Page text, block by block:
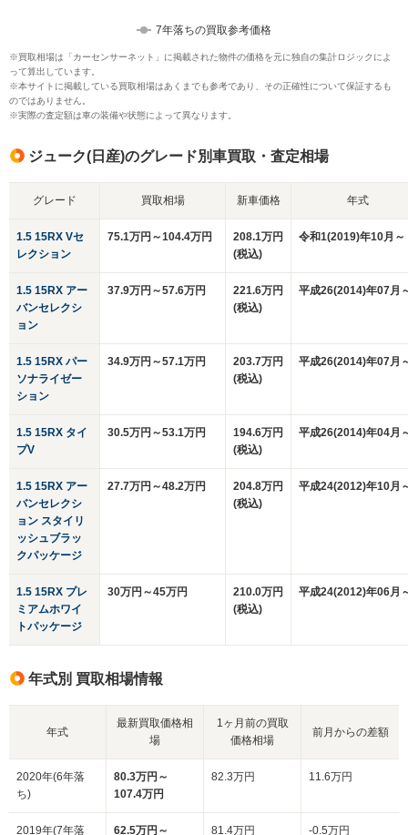
7年落ちの買取参考価格
※買取相場は「カーセンサーネット」に掲載された物件の価格を元に独自の集計ロジックによ
って算出しています。
※本サイトに掲載している買取相場はあくまでも参考であり、その正確性について保証するも
のではありません。
※実際の査定額は車の装備や状態によって異なります。
ジューク(日産)のグレード別車買取・査定相場
グレード 買取相場 新車価格 年式
1.5 15RX Vセ
レクション
75.1万円～104.4万円
208.1万円
(税込)
令和1(2019)年10月～
1.5 15RX アー
バンセレクシ
ョン
37.9万円～57.6万円
221.6万円
(税込)
平成26(2014)年07月
1.5 15RX パー
ソナライゼー
ション
34.9万円～57.1万円
203.7万円
(税込)
平成26(2014)年07月
1.5 15RX タイ
プV
30.5万円～53.1万円
194.6万円
(税込)
平成26(2014)年04月
1.5 15RX アー
バンセレクシ
ョン スタイリ
ッシュブラッ
クパッケージ
27.7万円～48.2万円
204.8万円
(税込)
平成24(2012)年10月
1.5 15RX プレ
ミアムホワイ
トパッケージ
30万円～45万円
210.0万円
(税込)
平成24(2012)年06月
年式別 買取相場情報
年式
最新買取価格相
場
1ヶ月前の買取
価格相場
前月からの差額
2020年(6年落
ち)
80.3万円～
107.4万円
82.3万円 11.6万円
2019年(7年落
62.5万円～
81.4万円 -0.5万円